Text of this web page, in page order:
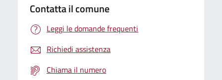
Contatta il comune
Leggi le domande frequenti
Richiedi assistenza
Chiama il numero